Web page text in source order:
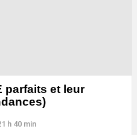
parfaits et leur
h 40 min